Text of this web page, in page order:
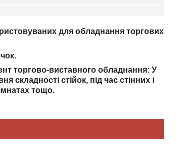
для обладнання торгових
торгово-виставного обладнання: У
складності стійок, під час стінних і
тощо.